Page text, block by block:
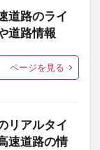
道路のライ
道路情報
ページを見る
リアルタイ
速道路の情